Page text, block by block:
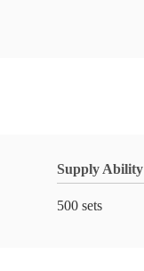
Supply Ability
500 sets